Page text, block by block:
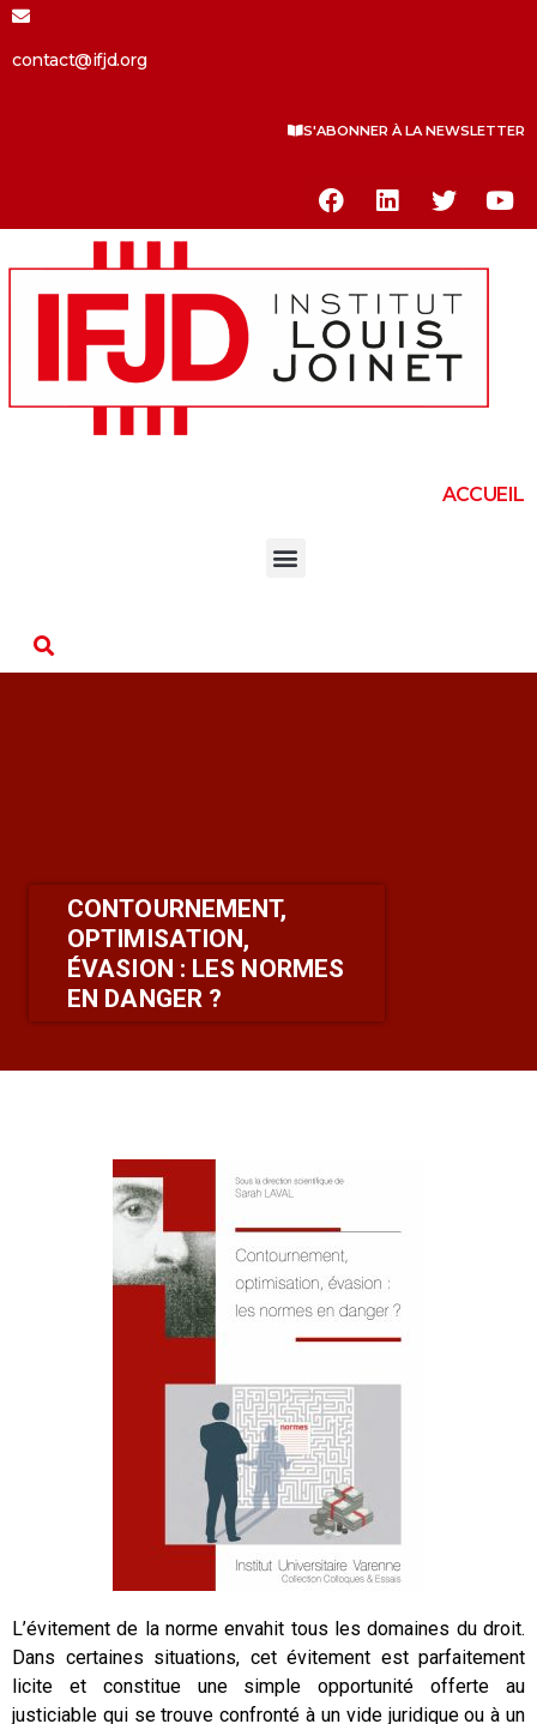
contact@ifjd.org
S'ABONNER À LA NEWSLETTER
ACCUEIL
CONTOURNEMENT,
OPTIMISATION,
ÉVASION : LES NORMES
EN DANGER ?
L’évitement de la norme envahit tous les domaines du droit.
Dans certaines situations, cet évitement est parfaitement
licite et constitue une simple opportunité offerte au
justiciable qui se trouve confronté à un vide juridique ou à un